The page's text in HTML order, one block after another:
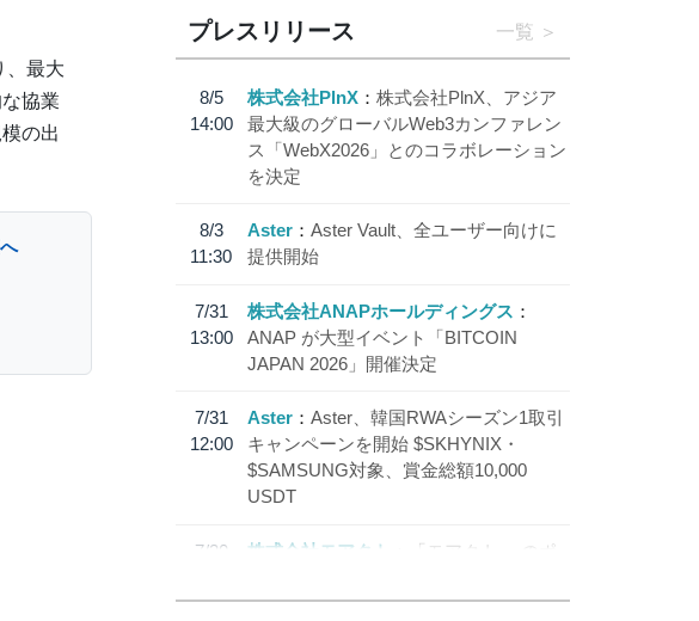
、最大
協業
の出
プレスリリース 一覧
8/5
14:00
株式会社PlnX
株式会社PlnX、アジア
最大級のグローバルWeb3カンファレン
ス「WebX2026」とのコラボレーション
を決定
8/3
11:30
Aster
Aster Vault、全ユーザー向けに
提供開始
7/31
13:00
株式会社ANAPホールディングス
ANAP が大型イベント「BITCOIN
JAPAN 2026」開催決定
7/31
12:00
Aster
Aster、韓国RWAシーズン1取引
キャンペーンを開始 $SKHYNIX・
$SAMSUNG対象、賞金総額10,000
USDT
7/30
株式会社モアクト
「モアクト」 のポ
「 JPYC」を追加